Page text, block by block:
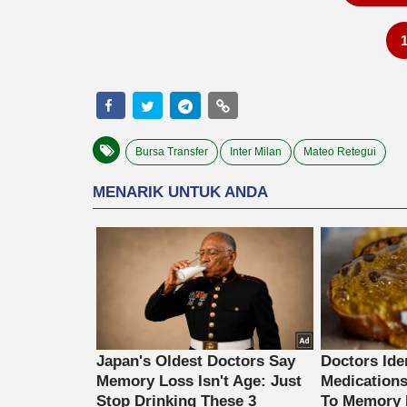
1
Bursa Transfer Inter Milan Mateo Retegui